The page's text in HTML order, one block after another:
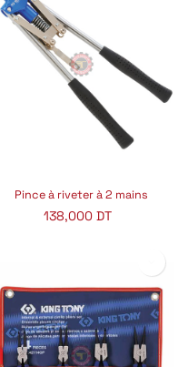
Pince à riveter à 2 mains
138,000 DT